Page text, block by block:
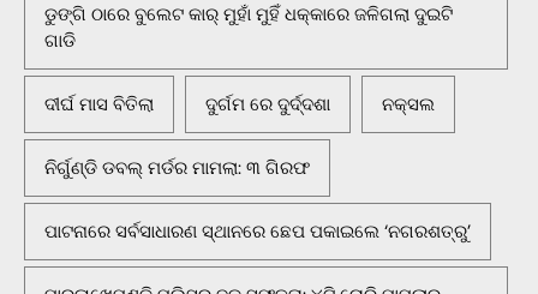
ଡୁଙ୍ଗି ଠାରେ ବୁଲେଟ କାର୍ ମୁହାଁ ମୁହିଁ ଧକ୍କାରେ ଜଳିଗଲା ଦୁଇଟି
ଗାଡି
ଦୀର୍ଘ ମାସ ବିତିଲା ଦୁର୍ଗମ ରେ ଦୁର୍ଦ୍ଦଶା ନକ୍ସଲ
ନିର୍ଗୁଣ୍ଡି ଡବଲ୍ ମର୍ଡର ମାମଲା: ୩ ଗିରଫ
ପାଟନାରେ ସର୍ବସାଧାରଣ ସ୍ଥାନରେ ଛେପ ପକାଇଲେ ‘ନଗରଶତ୍ରୁ’